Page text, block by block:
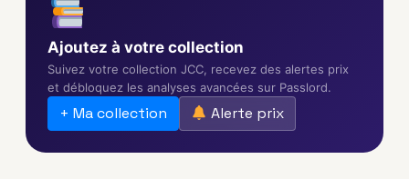
Ajoutez à votre collection
Suivez votre collection JCC, recevez des alertes prix
et débloquez les analyses avancées sur Passlord.
+ Ma collection Alerte prix